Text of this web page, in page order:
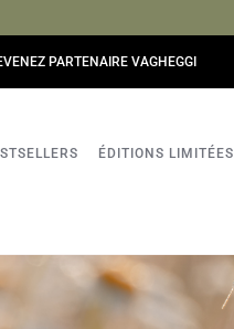
PARTENAIRE VAGHEGGI
ÉDITIONS LIMITÉES